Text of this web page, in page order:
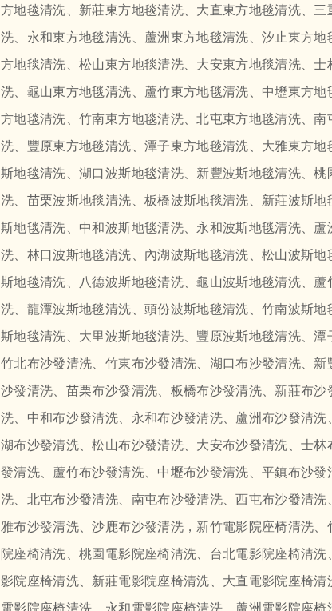
方地毯清洗、新莊東方地毯清洗、大直東方地毯清洗、
洗、永和東方地毯清洗、蘆洲東方地毯清洗、汐止東方
方地毯清洗、松山東方地毯清洗、大安東方地毯清洗、
洗、龜山東方地毯清洗、蘆竹東方地毯清洗、中壢東方
方地毯清洗、竹南東方地毯清洗、北屯東方地毯清洗、
洗、豐原東方地毯清洗、潭子東方地毯清洗、大雅東方
斯地毯清洗、湖口波斯地毯清洗、新豐波斯地毯清洗、
洗、苗栗波斯地毯清洗、板橋波斯地毯清洗、新莊波斯
斯地毯清洗、中和波斯地毯清洗、永和波斯地毯清洗、
洗、林口波斯地毯清洗、內湖波斯地毯清洗、松山波斯
斯地毯清洗、八德波斯地毯清洗、龜山波斯地毯清洗、
洗、龍潭波斯地毯清洗、頭份波斯地毯清洗、竹南波斯
斯地毯清洗、大里波斯地毯清洗、豐原波斯地毯清洗、
竹北布沙發清洗、竹東布沙發清洗、湖口布沙發清洗、
沙發清洗、苗栗布沙發清洗、板橋布沙發清洗、新莊布
洗、中和布沙發清洗、永和布沙發清洗、蘆洲布沙發清
湖布沙發清洗、松山布沙發清洗、大安布沙發清洗、士
發清洗、蘆竹布沙發清洗、中壢布沙發清洗、平鎮布沙
洗、北屯布沙發清洗、南屯布沙發清洗、西屯布沙發清
雅布沙發清洗、沙鹿布沙發清洗，新竹電影院座椅清洗
院座椅清洗、桃園電影院座椅清洗、台北電影院座椅清
影院座椅清洗、新莊電影院座椅清洗、大直電影院座椅